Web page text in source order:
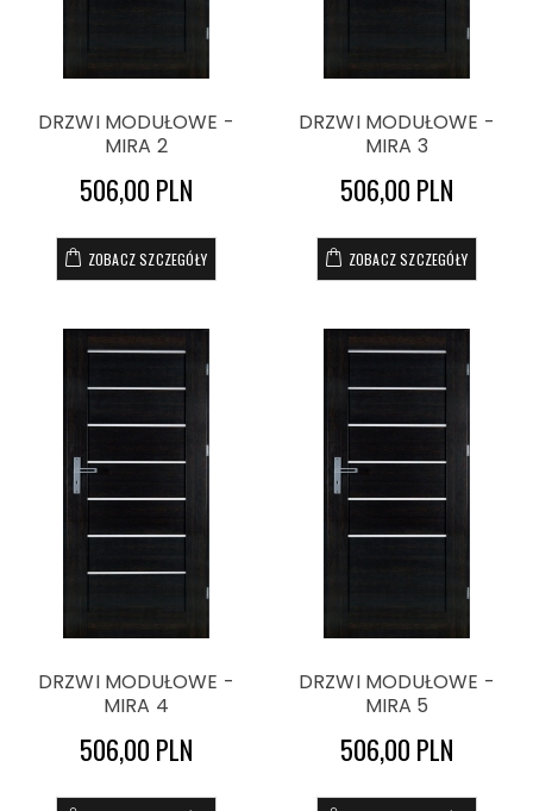
DRZWI MODUŁOWE -
MIRA 2
506,00 PLN
ZOBACZ SZCZEGÓŁY
DRZWI MODUŁOWE -
MIRA 3
506,00 PLN
ZOBACZ SZCZEGÓŁY
DRZWI MODUŁOWE -
MIRA 4
506,00 PLN
DRZWI MODUŁOWE -
MIRA 5
506,00 PLN